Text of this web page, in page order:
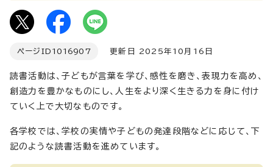
ページID 1016907 更新日 2025年10月16日
読書活動は、子どもが言葉を学び、感性を磨き、表現力を高め、
創造力を豊かなものにし、人生をより深く生きる力を身に付け
ていく上で大切なものです。
各学校では、学校の実情や子どもの発達段階などに応じて、下
記のような読書活動を進めています。